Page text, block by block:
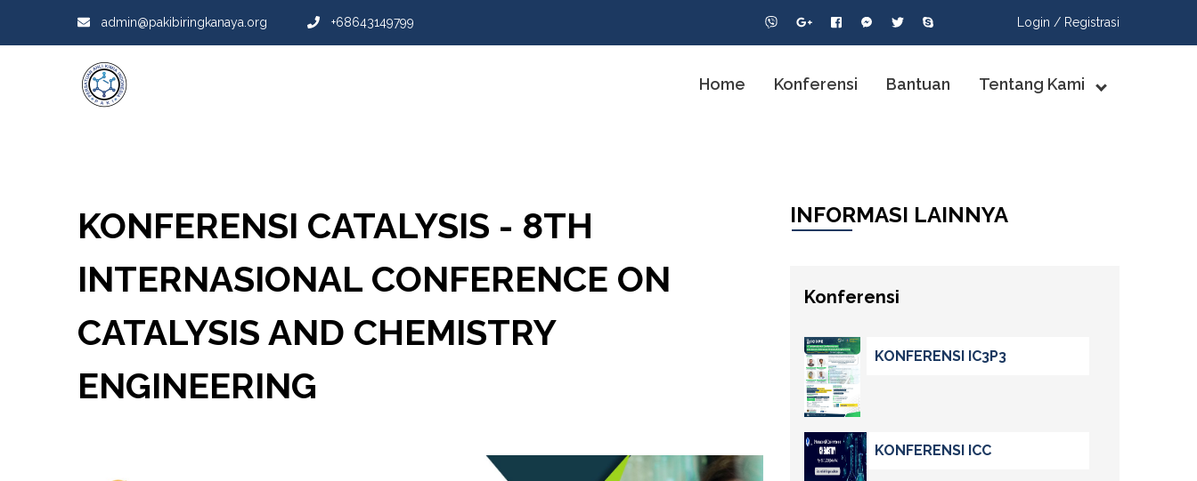
admin@pakibiringkanaya.org +68643149799 Login / Registrasi
Home Konferensi Bantuan Tentang Kami
KONFERENSI CATALYSIS - 8TH
INTERNASIONAL CONFERENCE ON
CATALYSIS AND CHEMISTRY
ENGINEERING
INFORMASI LAINNYA
Konferensi
KONFERENSI IC3P3
KONFERENSI ICC